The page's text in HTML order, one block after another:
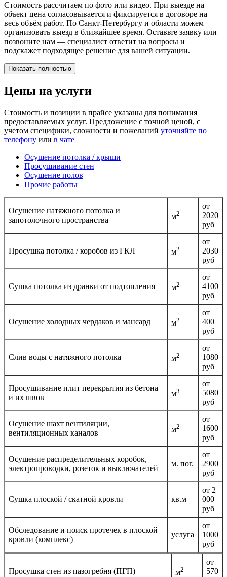
Стоимость рассчитаем по фото или видео. При выезде на
объект цена согласовывается и фиксируется в договоре на
весь объём работ. По Санкт-Петербургу и области можем
организовать выезд в ближайшее время. Оставьте заявку или
позвоните нам — специалист ответит на вопросы и
подскажет подходящее решение для вашей ситуации.
Показать полностью
Цены на услуги
Стоимость и позиции в прайсе указаны для понимания
предоставляемых услуг. Предложение с точной ценой, с
учетом специфики, сложности и пожеланий уточняйте по
телефону или в чате
Осушение потолка / крыши
Просушивание стен
Осушение полов
Прочие работы
Осушение натяжного потолка и
запотолочного пространства
м2
от
2020
руб
Просушка потолка / коробов из ГКЛ м2
от
2030
руб
Сушка потолка из дранки от подтопления м2
от
4100
руб
Осушение холодных чердаков и мансард м2
от
400
руб
Слив воды с натяжного потолка м2
от
1080
руб
Просушивание плит перекрытия из бетона
и их швов
м3
от
5080
руб
Осушение шахт вентиляции,
вентиляционных каналов
м2
от
1600
руб
Осушение распределительных коробок,
электропроводки, розеток и выключателей
м. пог.
от
2900
руб
Сушка плоской / скатной кровли кв.м
от 2
000
руб
Обследование и поиск протечек в плоской
кровли (комплекс)
услуга
от
1000
руб
Просушка стен из пазогребня (ПГП) м2
от
570